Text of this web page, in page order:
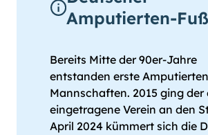
Amputierten-
Bereits Mitte der 90er-Jahre
entstanden erste
Mannschaften. 2015 ging der
eingetragene Verein an den
April 2024 kümmert sich die